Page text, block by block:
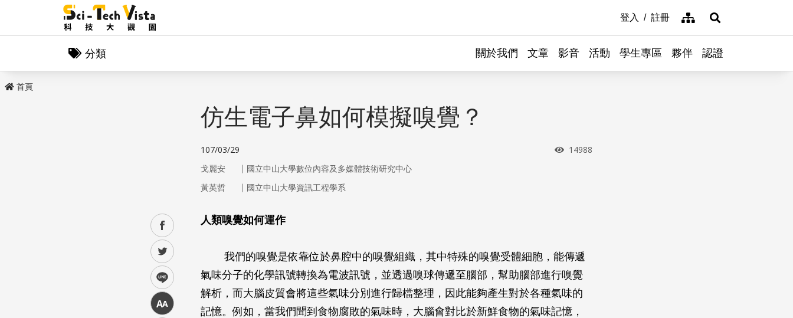
登入 註冊 網站導覽展開搜尋
分類 關於我們 文章 影音 活動 學生專區 夥伴 認證
首頁
facebook
twitter
line
中
仿生電子鼻如何模擬嗅覺？
107/03/29 瀏覽次數
14988
戈麗安 ｜ 國立中山大學數位內容及多媒體技術研究中心
黃英哲
｜ 國立中山大學資訊工程學系
人類嗅覺如何運作
我們的嗅覺是依靠位於鼻腔中的嗅覺組織，其中特殊的嗅覺受體細胞，能傳遞
氣味分子的化學訊號轉換為電波訊號，並透過嗅球傳遞至腦部，幫助腦部進行嗅覺
解析，而大腦皮質會將這些氣味分別進行歸檔整理，因此能夠產生對於各種氣味的
記憶。例如，當我們聞到食物腐敗的氣味時，大腦會對比於新鮮食物的氣味記憶，